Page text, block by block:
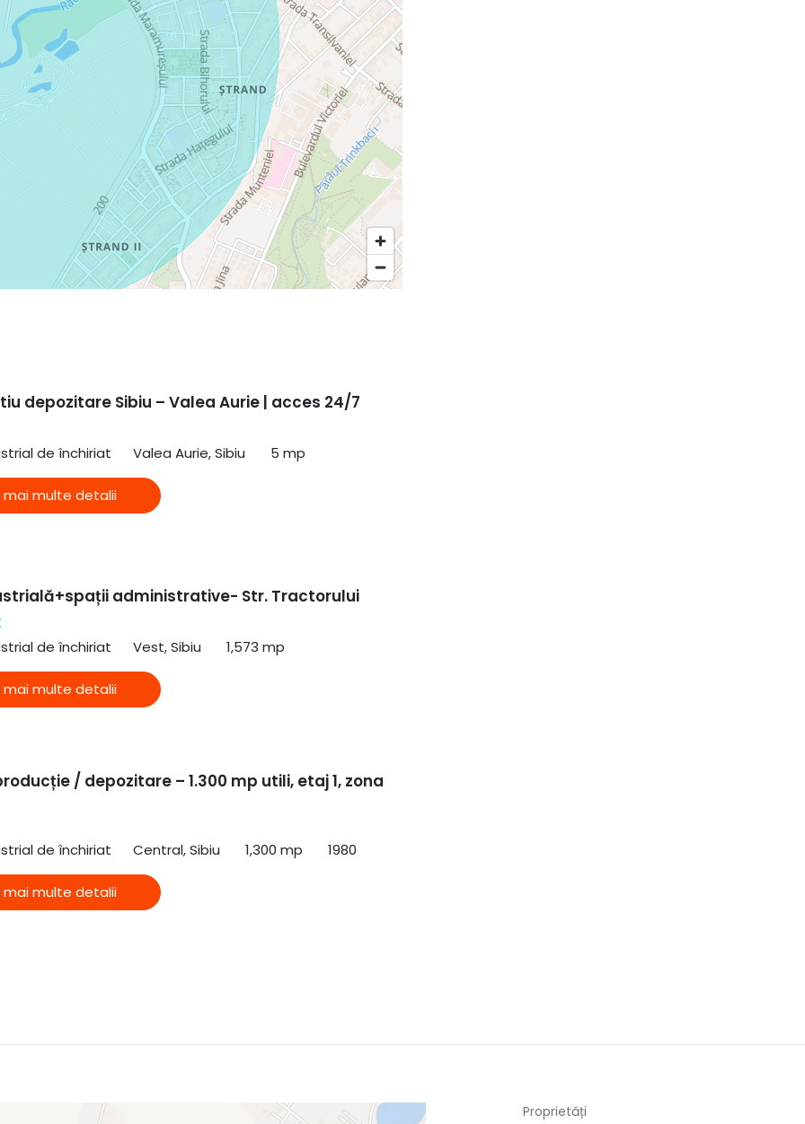
depozitare Sibiu – Valea Aurie | acces 24/7
de închiriat Valea Aurie, Sibiu 5 mp
mai multe detalii
administrative- Str. Tractorului
de închiriat Vest, Sibiu 1,573 mp
mai multe detalii
/ depozitare – 1.300 mp utili, etaj 1, zona
de închiriat Central, Sibiu 1,300 mp 1980
mai multe detalii
Proprietăți